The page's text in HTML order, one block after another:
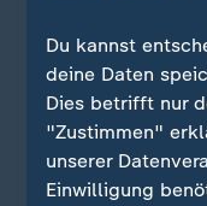
Fake
Mit einer Spende
Media scheint
selbst ernannten
Tiere - für Likes
Du kannst
deine Daten
Dies betrifft nur
"Zustimmen"
unserer
Einwilligung